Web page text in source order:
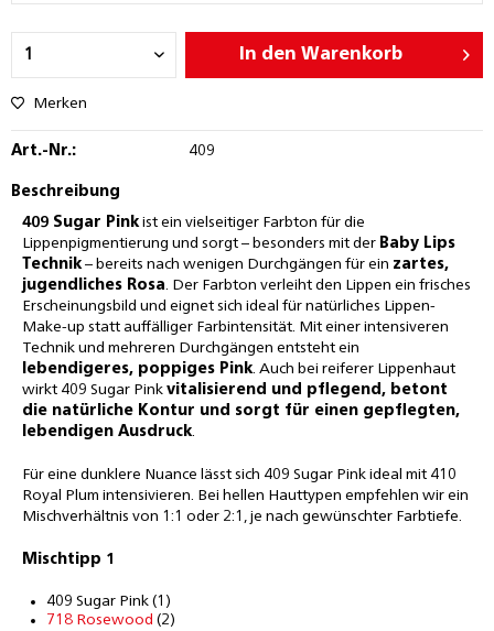
In den Warenkorb
Merken
Art.-Nr.: 409
Beschreibung
409 Sugar Pinkist ein vielseitiger Farbton für die
Lippenpigmentierung und sorgt – besonders mit der Baby Lips
Technik– bereits nach wenigen Durchgängen für ein zartes,
jugendliches Rosa. Der Farbton verleiht den Lippen ein frisches
Erscheinungsbild und eignet sich ideal für natürliches Lippen-
Make-up statt auffälliger Farbintensität. Mit einer intensiveren
Technik und mehreren Durchgängen entsteht ein
lebendigeres, poppiges Pink. Auch bei reiferer Lippenhaut
wirkt 409 Sugar Pink vitalisierend und pflegend, betont
die natürliche Kontur und sorgt für einen gepflegten,
lebendigen Ausdruck.
Für eine dunklere Nuance lässt sich 409 Sugar Pink ideal mit 410
Royal Plum intensivieren. Bei hellen Hauttypen empfehlen wir ein
Mischverhältnis von 1:1 oder 2:1, je nach gewünschter Farbtiefe.
Mischtipp 1
409 Sugar Pink (1)
718 Rosewood (2)